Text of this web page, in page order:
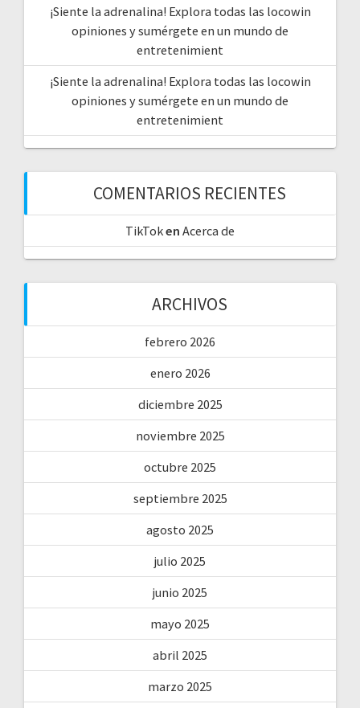
¡Siente la adrenalina! Explora todas las locowin
opiniones y sumérgete en un mundo de
entretenimient
¡Siente la adrenalina! Explora todas las locowin
opiniones y sumérgete en un mundo de
entretenimient
COMENTARIOS RECIENTES
TikToken Acerca de
ARCHIVOS
febrero 2026
enero 2026
diciembre 2025
noviembre 2025
octubre 2025
septiembre 2025
agosto 2025
julio 2025
junio 2025
mayo 2025
abril 2025
marzo 2025